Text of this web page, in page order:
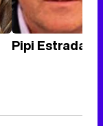
Pipi Estrada